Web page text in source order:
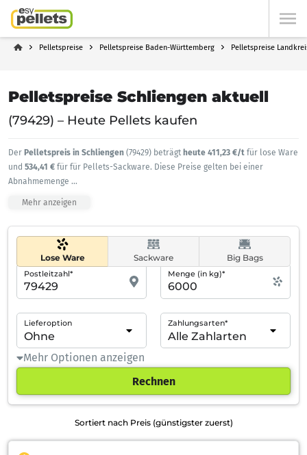
Pelletspreise Pelletspreise Baden-Württemberg Pelletspreise
Pelletspreise Schliengen aktuell
(79429) – Heute Pellets kaufen
Der Pelletspreis in Schliengen (79429) beträgt heute 411,23 €/t für lose Ware
und 534,41 € für für Pellets-Sackware. Diese Preise gelten bei einer
Abnahmemenge ...
Mehr anzeigen
Lose Ware Sackware Big Bags
Postleitzahl* Menge (in kg)*
Lieferoption Zahlungsarten*
Mehr Optionen anzeigen
Rechnen
Sortiert nach Preis (günstigster zuerst)